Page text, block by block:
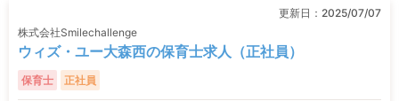
更新日： 2025/07/07
株式会社Smilechallenge
ウィズ・ユー大森西の保育士求人（正社員）
保育士 正社員